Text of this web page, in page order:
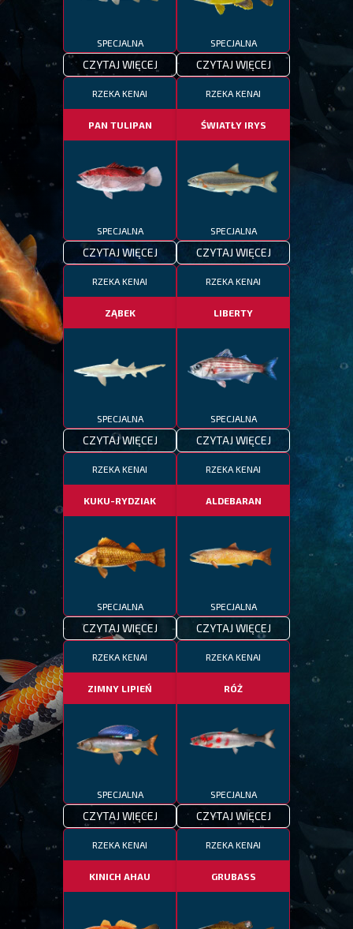
SPECJALNA
CZYTAJ WIĘCEJ
SPECJALNA
CZYTAJ WIĘCEJ
RZEKA KENAI
PAN TULIPAN
SPECJALNA
CZYTAJ WIĘCEJ
RZEKA KENAI
ŚWIATŁY IRYS
SPECJALNA
CZYTAJ WIĘCEJ
RZEKA KENAI
ZĄBEK
SPECJALNA
CZYTAJ WIĘCEJ
RZEKA KENAI
LIBERTY
SPECJALNA
CZYTAJ WIĘCEJ
RZEKA KENAI
KUKU-RYDZIAK
SPECJALNA
CZYTAJ WIĘCEJ
RZEKA KENAI
ALDEBARAN
SPECJALNA
CZYTAJ WIĘCEJ
RZEKA KENAI
ZIMNY LIPIEŃ
SPECJALNA
CZYTAJ WIĘCEJ
RZEKA KENAI
RÓŻ
SPECJALNA
CZYTAJ WIĘCEJ
RZEKA KENAI
KINICH AHAU
RZEKA KENAI
GRUBASS